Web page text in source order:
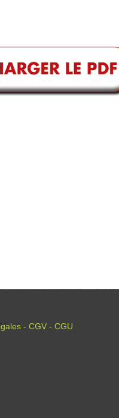
- CGV - CGU